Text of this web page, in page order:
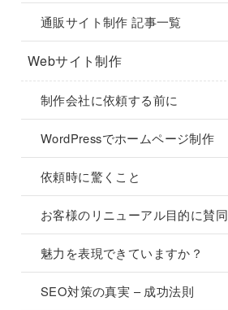
通販サイト制作 記事一覧
Webサイト制作
制作会社に依頼する前に
WordPressでホームページ制作
依頼時に驚くこと
お客様のリニューアル目的に賛同
魅力を表現できていますか？
SEO対策の真実 – 成功法則